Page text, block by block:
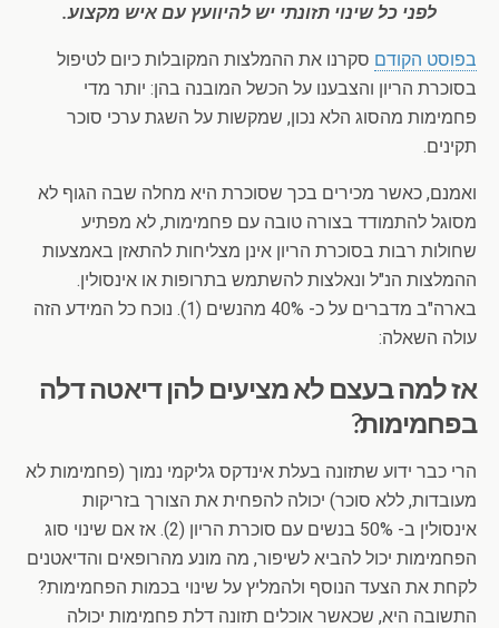
לפני כל שינוי תזונתי יש להיוועץ עם איש מקצוע.
בפוסט הקודם סקרנו את ההמלצות המקובלות כיום לטיפול
בסוכרת הריון והצבענו על הכשל המובנה בהן: יותר מדי
פחמימות מהסוג הלא נכון, שמקשות על השגת ערכי סוכר
תקינים.
ואמנם, כאשר מכירים בכך שסוכרת היא מחלה שבה הגוף לא
מסוגל להתמודד בצורה טובה עם פחמימות, לא מפתיע
שחולות רבות בסוכרת הריון אינן מצליחות להתאזן באמצעות
ההמלצות הנ"ל ונאלצות להשתמש בתרופות או אינסולין.
בארה"ב מדברים על כ- 40% מהנשים (1). נוכח כל המידע הזה
עולה השאלה:
אז למה בעצם לא מציעים להן דיאטה דלה
בפחמימות?
הרי כבר ידוע שתזונה בעלת אינדקס גליקמי נמוך (פחמימות לא
מעובדות, ללא סוכר) יכולה להפחית את הצורך בזריקות
אינסולין ב- 50% בנשים עם סוכרת הריון (2). אז אם שינוי סוג
הפחמימות יכול להביא לשיפור, מה מונע מהרופאים והדיאטנים
לקחת את הצעד הנוסף ולהמליץ על שינוי בכמות הפחמימות?
התשובה היא, שכאשר אוכלים תזונה דלת פחמימות יכולה